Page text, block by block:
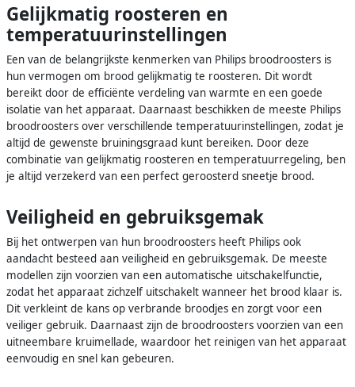
Gelijkmatig roosteren en
temperatuurinstellingen
Een van de belangrijkste kenmerken van Philips broodroosters is
hun vermogen om brood gelijkmatig te roosteren. Dit wordt
bereikt door de efficiënte verdeling van warmte en een goede
isolatie van het apparaat. Daarnaast beschikken de meeste Philips
broodroosters over verschillende temperatuurinstellingen, zodat je
altijd de gewenste bruiningsgraad kunt bereiken. Door deze
combinatie van gelijkmatig roosteren en temperatuurregeling, ben
je altijd verzekerd van een perfect geroosterd sneetje brood.
Veiligheid en gebruiksgemak
Bij het ontwerpen van hun broodroosters heeft Philips ook
aandacht besteed aan veiligheid en gebruiksgemak. De meeste
modellen zijn voorzien van een automatische uitschakelfunctie,
zodat het apparaat zichzelf uitschakelt wanneer het brood klaar is.
Dit verkleint de kans op verbrande broodjes en zorgt voor een
veiliger gebruik. Daarnaast zijn de broodroosters voorzien van een
uitneembare kruimellade, waardoor het reinigen van het apparaat
eenvoudig en snel kan gebeuren.